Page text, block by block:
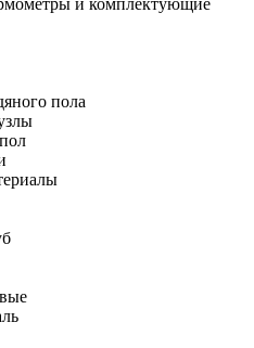
и комплектующие
пола